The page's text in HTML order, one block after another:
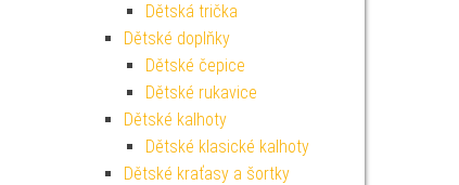
Dětská trička
Dětské doplňky
Dětské čepice
Dětské rukavice
Dětské kalhoty
Dětské klasické kalhoty
Dětské kraťasy a šortky